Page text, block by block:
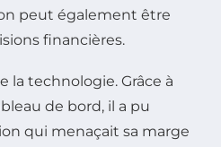
peut également être
financières.
la technologie. Grâce à
de bord, il a pu
qui menaçait sa marge